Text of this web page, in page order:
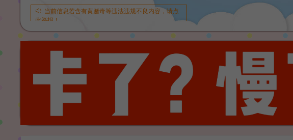
当前信息若含有黄赌毒等违法违规不良内容，请点
此举报！